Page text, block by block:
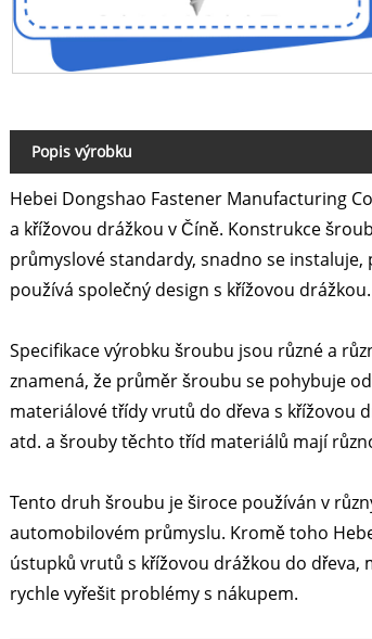
Popis výrobku
Hebei Dongshao Fastener Manufacturing
a křížovou drážkou v Číně. Konstrukce
průmyslové standardy, snadno se
používá společný design s křížovou drážkou.
Specifikace výrobku šroubu jsou různé a
znamená, že průměr šroubu se pohybuje
materiálové třídy vrutů do dřeva s křížovou
atd. a šrouby těchto tříd materiálů mají
Tento druh šroubu je široce používán v
automobilovém průmyslu. Kromě toho
ústupků vrutů s křížovou drážkou do dřeva,
rychle vyřešit problémy s nákupem.